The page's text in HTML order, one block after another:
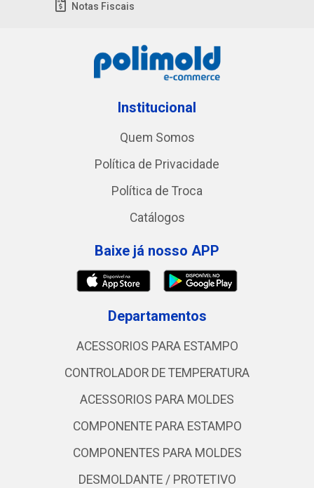
Notas Fiscais
Institucional
Quem Somos
Política de Privacidade
Política de Troca
Catálogos
Baixe já nosso APP
Departamentos
ACESSORIOS PARA ESTAMPO
CONTROLADOR DE TEMPERATURA
ACESSORIOS PARA MOLDES
COMPONENTE PARA ESTAMPO
COMPONENTES PARA MOLDES
DESMOLDANTE / PROTETIVO